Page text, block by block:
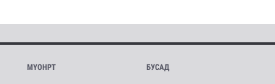
МҮОНРТ БУСАД